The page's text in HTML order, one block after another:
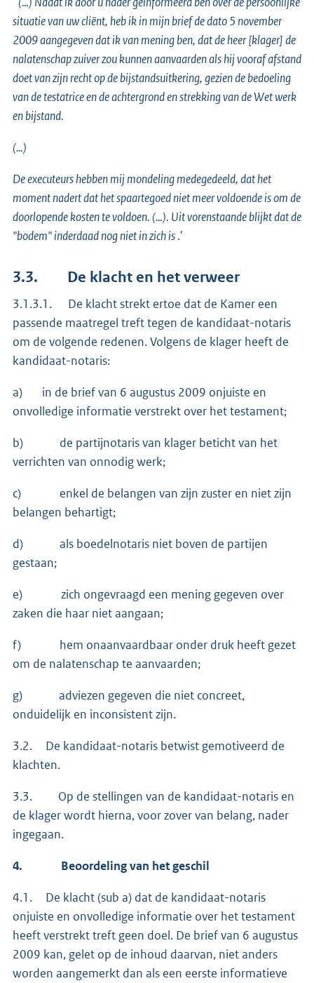
situatie van uw cliënt, heb ik in mijn brief de dato 5 november
2009 aangegeven dat ik van mening ben, dat de heer [klager] de
nalatenschap zuiver zou kunnen aanvaarden als hij vooraf afstand
doet van zijn recht op de bijstandsuitkering, gezien de bedoeling
van de testatrice en de achtergrond en strekking van de Wet werk
en bijstand.
(…)
De executeurs hebben mij mondeling medegedeeld, dat het
moment nadert dat het spaartegoed niet meer voldoende is om de
doorlopende kosten te voldoen. (…). Uit vorenstaande blijkt dat de
"bodem" inderdaad nog niet in zich is.'
3.3. De klacht en het verweer
3.1.3.1. De klacht strekt ertoe dat de Kamer een
passende maatregel treft tegen de kandidaat-notaris
om de volgende redenen. Volgens de klager heeft de
kandidaat-notaris:
a) in de brief van 6 augustus 2009 onjuiste en
onvolledige informatie verstrekt over het testament;
b) de partijnotaris van klager beticht van het
verrichten van onnodig werk;
c) enkel de belangen van zijn zuster en niet zijn
belangen behartigt;
d) als boedelnotaris niet boven de partijen
gestaan;
e) zich ongevraagd een mening gegeven over
zaken die haar niet aangaan;
f) hem onaanvaardbaar onder druk heeft gezet
om de nalatenschap te aanvaarden;
g) adviezen gegeven die niet concreet,
onduidelijk en inconsistent zijn.
3.2. De kandidaat-notaris betwist gemotiveerd de
klachten.
3.3. Op de stellingen van de kandidaat-notaris en
de klager wordt hierna, voor zover van belang, nader
ingegaan.
4. Beoordeling van het geschil
4.1. De klacht (sub a) dat de kandidaat-notaris
onjuiste en onvolledige informatie over het testament
heeft verstrekt treft geen doel. De brief van 6 augustus
2009 kan, gelet op de inhoud daarvan, niet anders
worden aangemerkt dan als een eerste informatieve